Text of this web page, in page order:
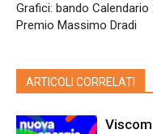
Grafici: bando Calendario
Premio Massimo Dradi
ARTICOLI CORRELATI